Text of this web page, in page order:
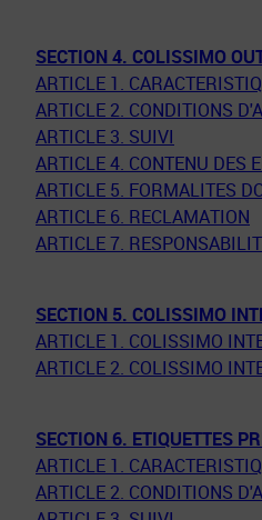
SECTION 4. COLISSIMO
ARTICLE 1.
ARTICLE 2. CONDITIONS
ARTICLE 3. SUIVI
ARTICLE 4. CONTENU DES
ARTICLE 5. FORMALITES
ARTICLE 6. RECLAMATION
ARTICLE 7.
SECTION 5. COLISSIMO
ARTICLE 1. COLISSIMO
ARTICLE 2. COLISSIMO
SECTION 6. ETIQUETTES
ARTICLE 1.
ARTICLE 2. CONDITIONS